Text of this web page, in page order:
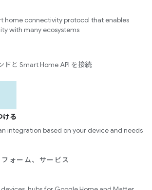
home connectivity protocol that enables
with many ecosystems
ドと Smart Home API を接続
ける
integration based on your device and needs
ォーム、サービス